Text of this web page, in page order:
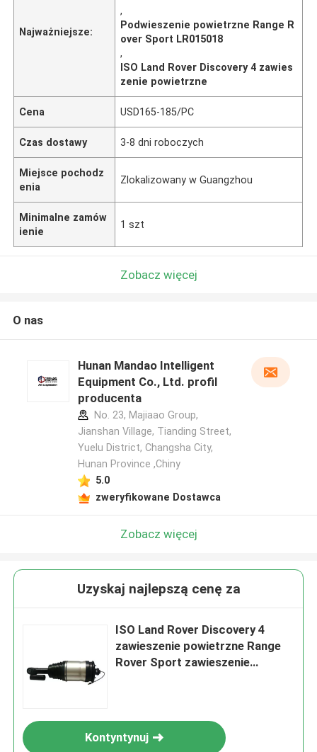
Najważniejsze:
,
Podwieszenie powietrzne Range R
over Sport LR015018
,
ISO Land Rover Discovery 4 zawies
zenie powietrzne
Cena USD165-185/PC
Czas dostawy 3-8 dni roboczych
Miejsce pochodz
enia
Zlokalizowany w Guangzhou
Minimalne zamów
ienie
1 szt
Zobacz więcej
O nas
Hunan Mandao Intelligent
Equipment Co., Ltd. profil
producenta
No. 23, Majiaao Group,
Jianshan Village, Tianding Street,
Yuelu District, Changsha City,
Hunan Province ,Chiny
5.0
zweryfikowane Dostawca
Zobacz więcej
Uzyskaj najlepszą cenę za
ISO Land Rover Discovery 4
zawieszenie powietrzne Range
Rover Sport zawieszenie
Kontyntynuj